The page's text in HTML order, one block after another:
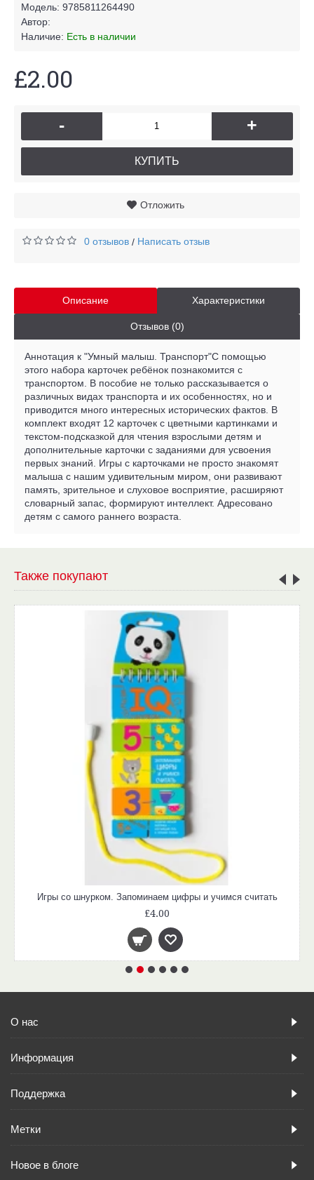
Модель: 9785811264490
Автор:
Наличие: Есть в наличии
£2.00
- +
КУПИТЬ
Отложить
0 отзывов / Написать отзыв
Описание Характеристики
Отзывов (0)
Аннотация к "Умный малыш. Транспорт"С помощью
этого набора карточек ребёнок познакомится с
транспортом. В пособие не только рассказывается о
различных видах транспорта и их особенностях, но и
приводится много интересных исторических фактов. В
комплект входят 12 карточек с цветными картинками и
текстом-подсказкой для чтения взрослыми детям и
дополнительные карточки с заданиями для усвоения
первых знаний. Игры с карточками не просто знакомят
малыша с нашим удивительным миром, они развивают
память, зрительное и слуховое восприятие, расширяют
словарный запас, формируют интеллект. Адресовано
детям с самого раннего возраста.
Также покупают
Игры со шнурком. Запоминаем цифры и учимся считать
£4.00
О нас
Информация
Поддержка
Метки
Новое в блоге